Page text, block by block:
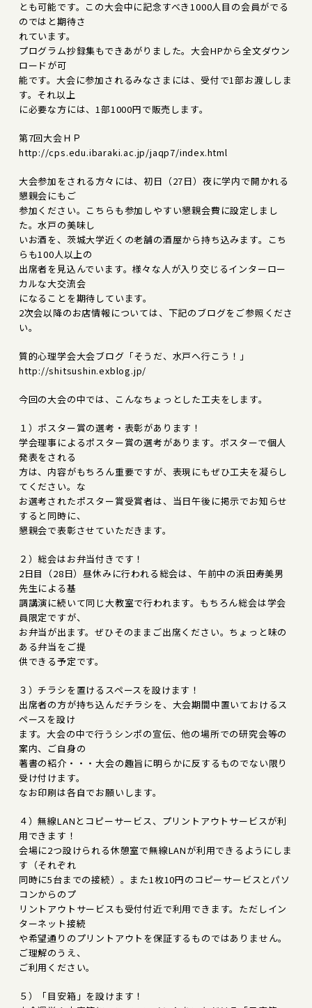
とも可能です。この大会中に記念すべき1000人目の会員がでる
のではと期待さ
れています。
プログラム抄録集もできあがりました。大会HPから全文ダウン
ロードが可
能です。大会に参加されるみなさまには、受付で1部お渡ししま
す。それ以上
に必要な方には、1部1000円で販売します。
第7回大会ＨＰ
http://cps.edu.ibaraki.ac.jp/jaqp7/index.html
大会参加をされる方々には、初日（27日）夜に学内で開かれる
懇親会にもご
参加ください。こちらも参加しやすい懇親会費に設定しまし
た。水戸の美味し
いお酒を、茨城大学近くの老舗の酒屋から持ち込みます。こち
らも100人以上の
出席者を見込んでいます。様々な人が入り交じるインターロー
カルな大交流会
になることを期待しています。
2次会以降のお店情報については、下記のブログをご参照くださ
い。
質的心理学会大会ブログ「そうだ、水戸へ行こう！」
http://shitsushin.exblog.jp/
今回の大会の中では、こんなちょっとした工夫をします。
１）ポスター賞の選考・表彰があります！
学会理事によるポスター賞の選考があります。ポスターで個人
発表をされる
方は、内容がもちろん重要ですが、表現にもぜひ工夫を凝らし
てください。な
お選考されたポスター賞受賞者は、当日午後に掲示でお知らせ
すると同時に、
懇親会で表彰させていただきます。
２）総会はお弁当付きです！
2日目（28日）昼休みに行われる総会は、午前中の浜田寿美男
先生による基
調講演に続いて同じ大教室で行われます。もちろん総会は学会
員限定ですが、
お弁当が出ます。ぜひそのままご出席ください。ちょっと味の
ある弁当をご提
供できる予定です。
３）チラシを置けるスペースを設けます！
出席者の方が持ち込んだチラシを、大会期間中置いておけるス
ペースを設け
ます。大会の中で行うシンポの宣伝、他の場所での研究会等の
案内、ご自身の
著書の紹介・・・大会の趣旨に明らかに反するものでない限り
受け付けます。
なお印刷は各自でお願いします。
４）無線LANとコピーサービス、プリントアウトサービスが利
用できます！
会場に2つ設けられる休憩室で無線LANが利用できるようにしま
す（それぞれ
同時に5台までの接続）。また1枚10円のコピーサービスとパソ
コンからのプ
リントアウトサービスも受付付近で利用できます。ただしイン
ターネット接続
や希望通りのプリントアウトを保証するものではありません。
ご理解のうえ、
ご利用ください。
５）「目安箱」を設けます！